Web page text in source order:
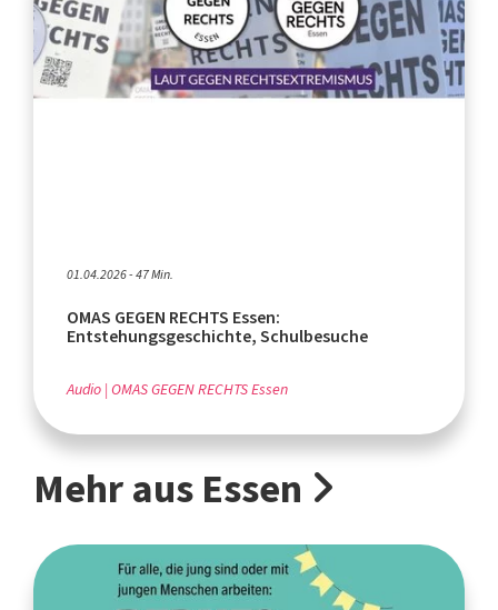
01.04.2026 - 47 Min.
OMAS GEGEN RECHTS Essen:
Entstehungsgeschichte, Schulbesuche
Audio OMAS GEGEN RECHTS Essen
Mehr aus Essen